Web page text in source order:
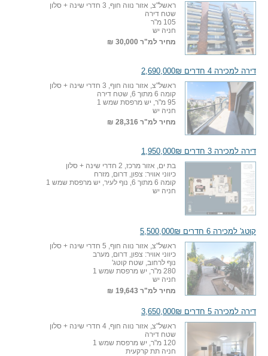
ראשל"צ, אזור נווה חוף, 3 חדרי שינה + סלון
שטח דירה
105 מ"ר
חניה יש
מחיר למ"ר 30,000 ₪
דירה למכירה 4 חדרים 2,690,000₪
ראשל"צ, אזור נווה חוף, 3 חדרי שינה + סלון
קומה 6 מתוך 6, שטח דירה
95 מ"ר, יש מרפסת שמש 1
חניה יש
מחיר למ"ר 28,316 ₪
דירה למכירה 3 חדרים 1,950,000₪
בת ים, אזור מרכז, 2 חדרי שינה + סלון
כיווני אוויר: צפון, דרום, מזרח
קומה 6 מתוך 6, נוף לעיר, יש מרפסת שמש 1
חניה יש
קוטג' למכירה 6 חדרים 5,500,000₪
ראשל"צ, אזור נווה חוף, 5 חדרי שינה + סלון
כיווני אוויר: צפון, דרום, מערב
נוף לרחוב, שטח קוטג'
280 מ"ר, יש מרפסת שמש 1
חניה יש
מחיר למ"ר 19,643 ₪
דירה למכירה 5 חדרים 3,650,000₪
ראשל"צ, אזור נווה חוף, 4 חדרי שינה + סלון
שטח דירה
120 מ"ר, יש מרפסת שמש 1
חניה תת קרקעית